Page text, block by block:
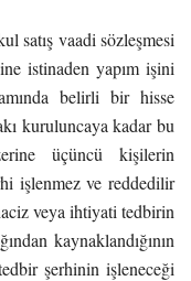
satış vaadi sözleşmesi
istinaden yapım işini
belirli bir hisse
kuruluncaya kadar bu
üçüncü kişilerin
işlenmez ve reddedilir
veya ihtiyati tedbirin
kaynaklandığının
şerhinin işleneceği